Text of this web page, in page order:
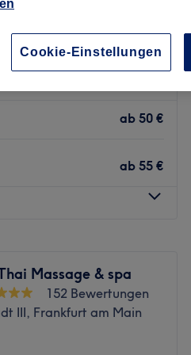
III, Frankfurt am Main
ab 50 €
ab 55 €
Massage & spa
152 Bewertungen
III, Frankfurt am Main
Cookie-Einstellungen